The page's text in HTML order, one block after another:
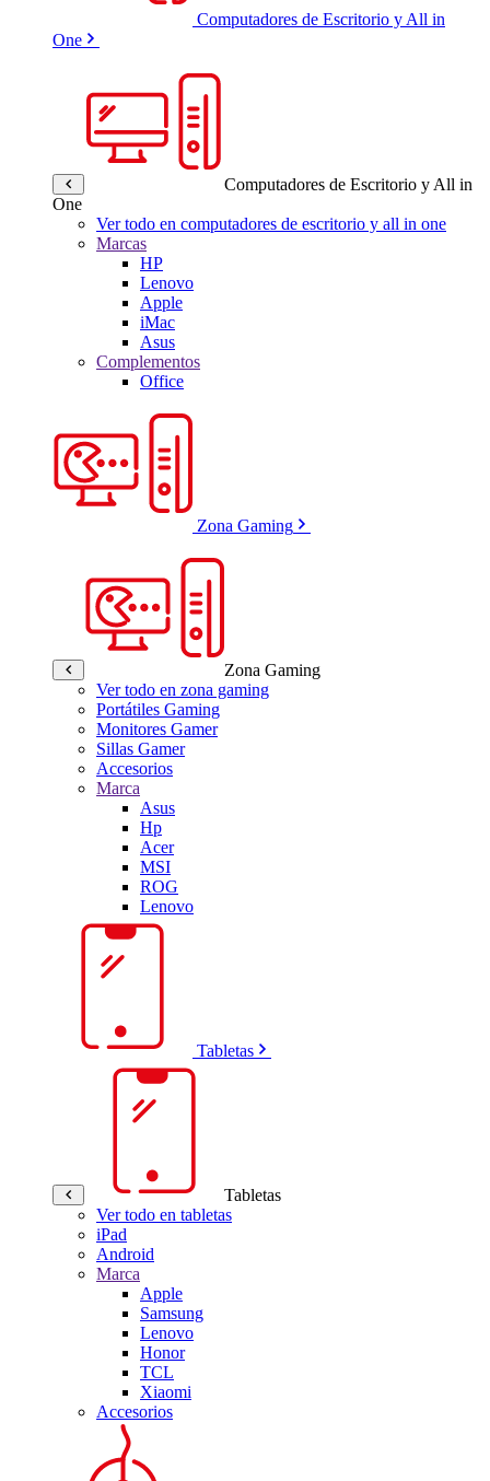
Computadores de Escritorio y All in
One
Computadores de Escritorio y All in
One
Ver todo en computadores de escritorio y all in one
Marcas
HP
Lenovo
Apple
iMac
Asus
Complementos
Office
Zona Gaming
Zona Gaming
Ver todo en zona gaming
Portátiles Gaming
Monitores Gamer
Sillas Gamer
Accesorios
Marca
Asus
Hp
Acer
MSI
ROG
Lenovo
Tabletas
Tabletas
Ver todo en tabletas
iPad
Android
Marca
Apple
Samsung
Lenovo
Honor
TCL
Xiaomi
Accesorios